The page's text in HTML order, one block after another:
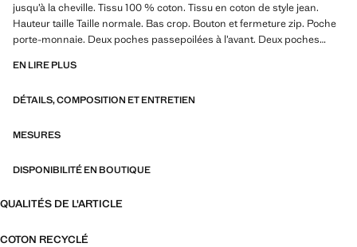
jusqu’à la cheville. Tissu 100 % coton. Tissu en coton de style jean.
Hauteur taille Taille normale. Bas crop. Bouton et fermeture zip. Poche
porte-monnaie. Deux poches passepoilées à l’avant. Deux poches
EN LIRE PLUS
DÉTAILS, COMPOSITION ET ENTRETIEN
MESURES
DISPONIBILITÉ EN BOUTIQUE
QUALITÉS DE L'ARTICLE
COTON RECYCLÉ